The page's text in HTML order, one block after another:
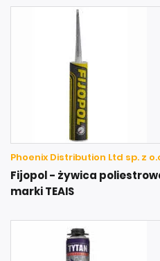
Phoenix Distribution Ltd sp. z
Fijopol - żywica
marki TEAIS